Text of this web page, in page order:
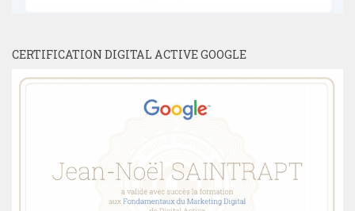
CERTIFICATION DIGITAL ACTIVE GOOGLE